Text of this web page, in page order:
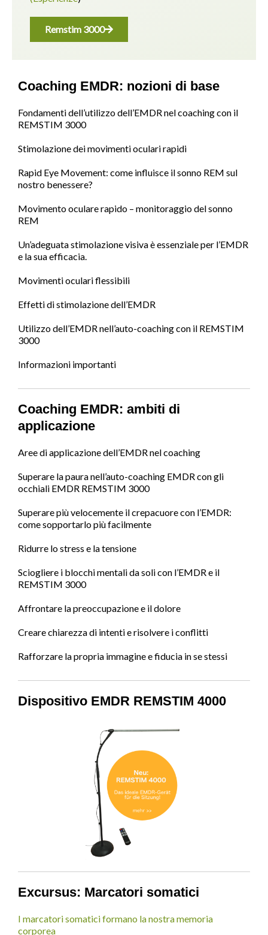
Remstim 3000
Coaching EMDR: nozioni di base
Fondamenti dell’utilizzo dell’EMDR nel coaching con il
REMSTIM 3000
Stimolazione dei movimenti oculari rapidi
Rapid Eye Movement: come influisce il sonno REM sul
nostro benessere?
Movimento oculare rapido – monitoraggio del sonno
REM
Un’adeguata stimolazione visiva è essenziale per l’EMDR
e la sua efficacia.
Movimenti oculari flessibili
Effetti di stimolazione dell’EMDR
Utilizzo dell’EMDR nell’auto-coaching con il REMSTIM
3000
Informazioni importanti
Coaching EMDR: ambiti di
applicazione
Aree di applicazione dell’EMDR nel coaching
Superare la paura nell’auto-coaching EMDR con gli
occhiali EMDR REMSTIM 3000
Superare più velocemente il crepacuore con l’EMDR:
come sopportarlo più facilmente
Ridurre lo stress e la tensione
Sciogliere i blocchi mentali da soli con l’EMDR e il
REMSTIM 3000
Affrontare la preoccupazione e il dolore
Creare chiarezza di intenti e risolvere i conflitti
Rafforzare la propria immagine e fiducia in se stessi
Dispositivo EMDR REMSTIM 4000
Excursus: Marcatori somatici
I marcatori somatici formano la nostra memoria
corporea